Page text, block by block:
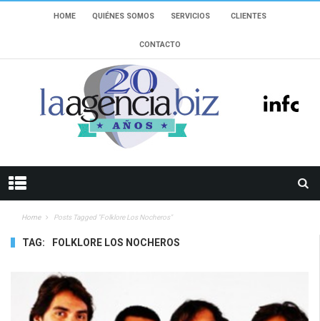
HOME QUIÉNES SOMOS SERVICIOS CLIENTES
CONTACTO
Home Posts Tagged "Folklore Los Nocheros"
TAG: FOLKLORE LOS NOCHEROS